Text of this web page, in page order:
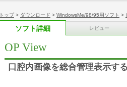
トップ> ダウンロード > WindowsMe/98/95用ソフト >
ソフト詳細 レビュー
OP View
口腔内画像を総合管理表示する